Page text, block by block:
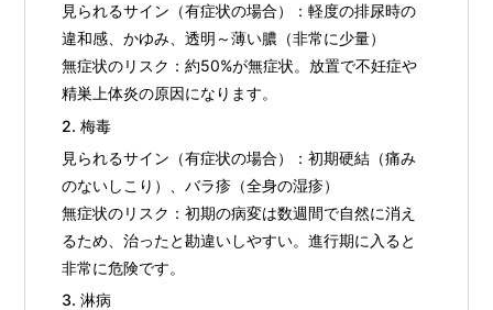
見られるサイン（有症状の場合）：軽度の排尿時の
違和感、かゆみ、透明～薄い膿（非常に少量）
無症状のリスク：約50%が無症状。放置で不妊症や
精巣上体炎の原因になります。
2. 梅毒
見られるサイン（有症状の場合）：初期硬結（痛み
のないしこり）、バラ疹（全身の湿疹）
無症状のリスク：初期の病変は数週間で自然に消え
るため、治ったと勘違いしやすい。進行期に入ると
非常に危険です。
3. 淋病